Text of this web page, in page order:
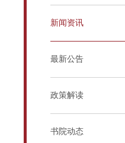
新闻资讯
最新公告
政策解读
书院动态